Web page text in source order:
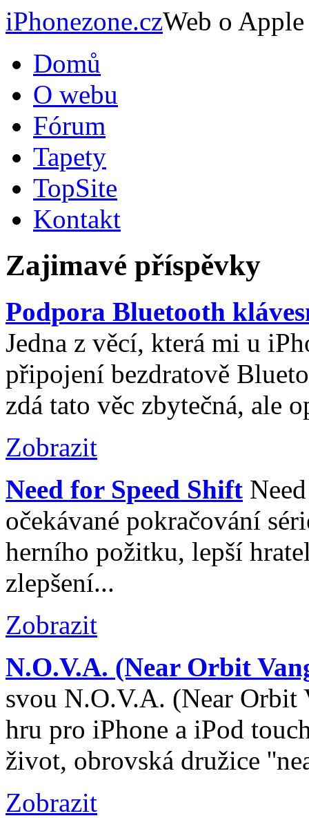
iPhonezone.czWeb o
Domů
O webu
Fórum
Tapety
TopSite
Kontakt
Zajimavé příspěvky
Podpora Bluetooth
Jedna z věcí, která mi u
připojení bezdratově
zdá tato věc zbytečná, ale
Zobrazit
Need for Speed Shift
očekávané pokračování
herního požitku, lepší
zlepšení...
Zobrazit
N.O.V.A. (Near Orbit
svou N.O.V.A. (Near Orbit
hru pro iPhone a iPod
život, obrovská družice
Zobrazit